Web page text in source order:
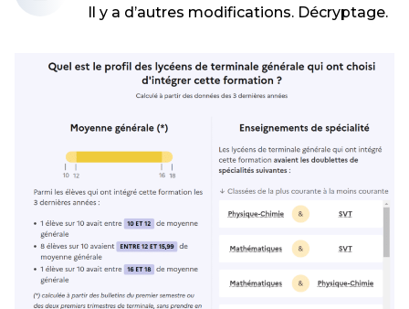
Il y a d’autres modifications. Décryptage.